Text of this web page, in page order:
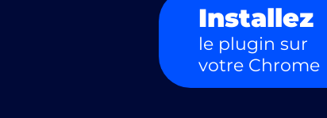
Installez
le plugin sur
votre Chrome